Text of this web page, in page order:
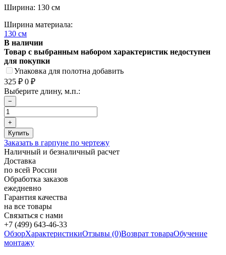
Ширина: 130 см
Ширина материала:
130 см
В наличии
Товар с выбранным набором характеристик недоступен
для покупки
Упаковка для полотна добавить
325 ₽ 0 ₽
Выберите длину, м.п.:
Заказать в гарпуне по чертежу
Наличный и безналичный расчет
Доставка
по всей России
Обработка заказов
ежедневно
Гарантия качества
на все товары
Связаться с нами
+7 (499) 643-46-33
ОбзорХарактеристикиОтзывы (0)Возврат товараОбучение
монтажу